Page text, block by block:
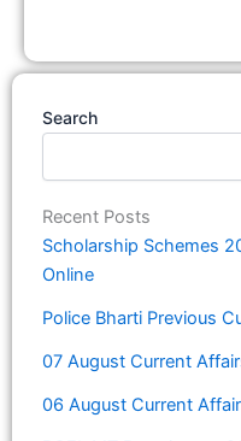
Search
Recent Posts
Scholarship Schemes
Online
Police Bharti Previous
07 August Current
06 August Current